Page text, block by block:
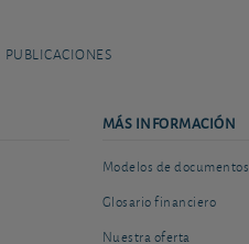
PUBLICACIONES
MÁS INFORMACIÓN
Modelos de documentos
Glosario financiero
Nuestra oferta